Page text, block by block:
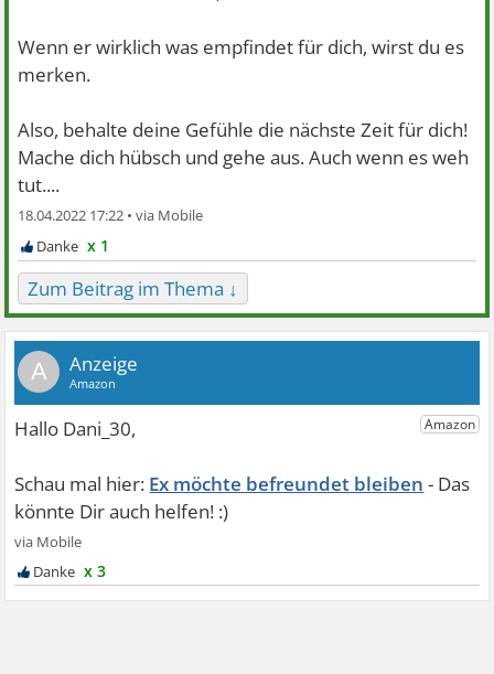
Wenn er wirklich was empfindet für dich, wirst du es
merken.
Also, behalte deine Gefühle die nächste Zeit für dich!
Mache dich hübsch und gehe aus. Auch wenn es weh
tut....
18.04.2022 17:22 •
x 1
Zum Beitrag im Thema ↓
A
Ex möchte befreundet bleiben
x 3